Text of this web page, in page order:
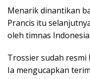
Menarik dinantikan
Prancis itu
oleh timnas Indonesia.
Trossier sudah resmi
Ia mengucapkan